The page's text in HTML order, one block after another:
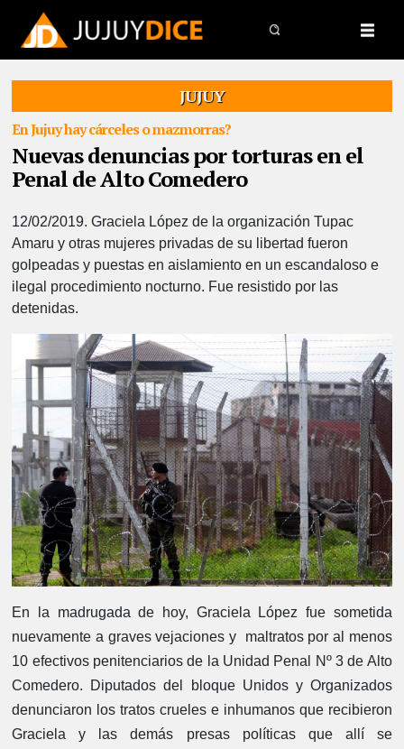
JUJUY
En Jujuy hay cárceles o mazmorras?
Nuevas denuncias por torturas en el
Penal de Alto Comedero
12/02/2019. Graciela López de la organización Tupac
Amaru y otras mujeres privadas de su libertad fueron
golpeadas y puestas en aislamiento en un escandaloso e
ilegal procedimiento nocturno. Fue resistido por las
detenidas.
En la madrugada de hoy, Graciela López fue sometida
nuevamente a graves vejaciones y maltratos por al menos
10 efectivos penitenciarios de la Unidad Penal Nº 3 de Alto
Comedero. Diputados del bloque Unidos y Organizados
denunciaron los tratos crueles e inhumanos que recibieron
Graciela y las demás presas políticas que allí se